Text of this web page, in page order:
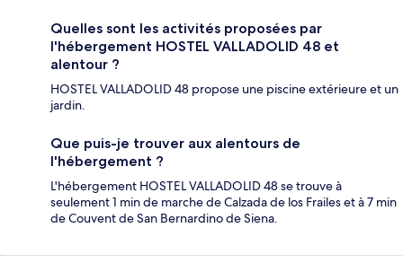
Quelles sont les activités proposées par
l'hébergement HOSTEL VALLADOLID 48 et
alentour ?
HOSTEL VALLADOLID 48 propose une piscine extérieure et un
jardin.
Que puis-je trouver aux alentours de
l'hébergement ?
L'hébergement HOSTEL VALLADOLID 48 se trouve à
seulement 1 min de marche de Calzada de los Frailes et à 7 min
de Couvent de San Bernardino de Siena.